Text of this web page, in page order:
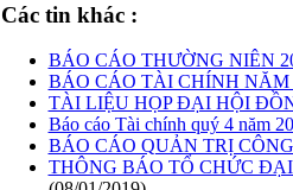
Các tin khác :
BÁO CÁO THƯỜNG NIÊN
BÁO CÁO TÀI CHÍNH NĂM
TÀI LIỆU HỌP ĐẠI HỘI
Báo cáo Tài chính quý 4 năm
BÁO CÁO QUẢN TRỊ
THÔNG BÁO TỔ CHỨC